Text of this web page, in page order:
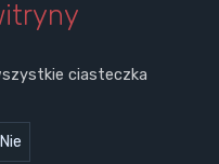
ciasteczka